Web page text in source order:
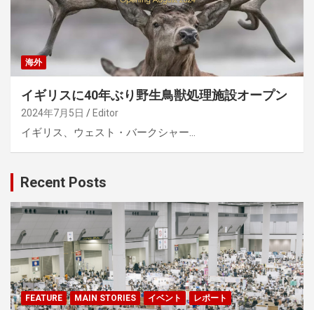
海外
イギリスに40年ぶり野生鳥獣処理施設オープン
2024年7月5日 Editor
イギリス、ウェスト・バークシャー…
Recent Posts
FEATURE MAIN STORIES イベント レポート